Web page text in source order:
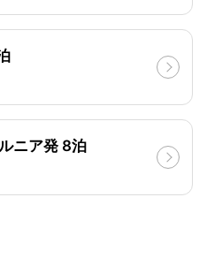
ニア発 8泊